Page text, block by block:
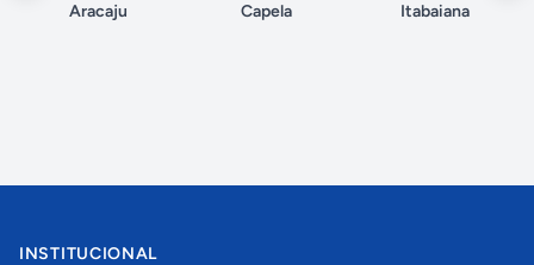
Aracaju Capela Itabaiana
INSTITUCIONAL